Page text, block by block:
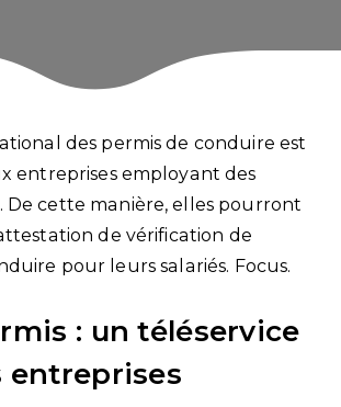
des permis de conduire est
entreprises employant des
De cette manière, elles pourront
de vérification de
pour leurs salariés. Focus.
: un téléservice
entreprises